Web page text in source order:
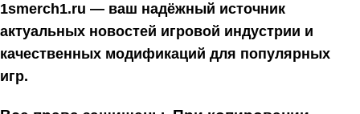
1smerch1.ru — ваш надёжный источник
актуальных новостей игровой индустрии и
качественных модификаций для популярных
игр.